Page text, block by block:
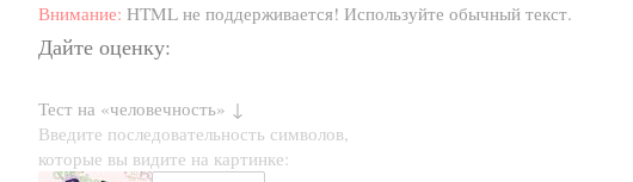
Внимание: HTML не поддерживается! Используйте обычный текст.
Дайте оценку:
Тест на «человечность» ↓
Введите последовательность символов,
которые вы видите на картинке: